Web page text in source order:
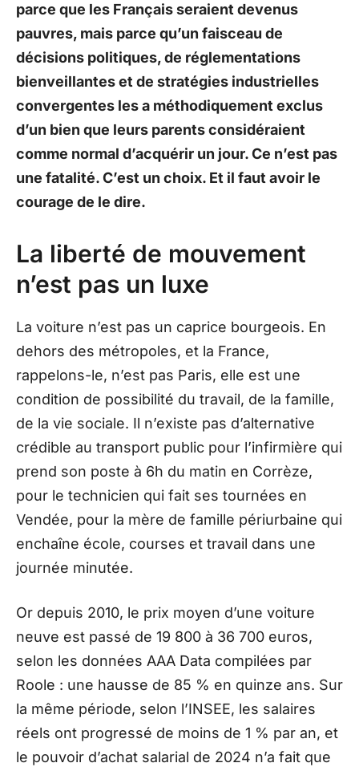
parce que les Français seraient devenus
pauvres, mais parce qu’un faisceau de
décisions politiques, de réglementations
bienveillantes et de stratégies industrielles
convergentes les a méthodiquement exclus
d’un bien que leurs parents considéraient
comme normal d’acquérir un jour. Ce n’est pas
une fatalité. C’est un choix. Et il faut avoir le
courage de le dire.
La liberté de mouvement
n’est pas un luxe
La voiture n’est pas un caprice bourgeois. En
dehors des métropoles, et la France,
rappelons-le, n’est pas Paris, elle est une
condition de possibilité du travail, de la famille,
de la vie sociale. Il n’existe pas d’alternative
crédible au transport public pour l’infirmière qui
prend son poste à 6h du matin en Corrèze,
pour le technicien qui fait ses tournées en
Vendée, pour la mère de famille périurbaine qui
enchaîne école, courses et travail dans une
journée minutée.
Or depuis 2010, le prix moyen d’une voiture
neuve est passé de 19 800 à 36 700 euros,
selon les données AAA Data compilées par
Roole : une hausse de 85 % en quinze ans. Sur
la même période, selon l’INSEE, les salaires
réels ont progressé de moins de 1 % par an, et
le pouvoir d’achat salarial de 2024 n’a fait que